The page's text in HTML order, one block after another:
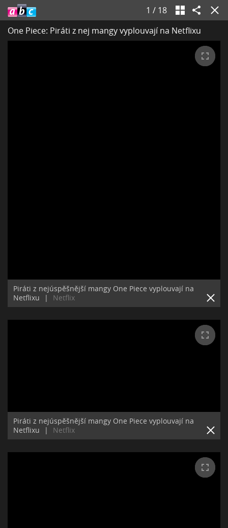
1 / 18
One Piece: Piráti z nej mangy vyplouvají na Netflixu
Piráti z nejúspěšnější mangy One Piece vyplouvají na
Netflixu
| Netflix
Piráti z nejúspěšnější mangy One Piece vyplouvají na
Netflixu
| Netflix